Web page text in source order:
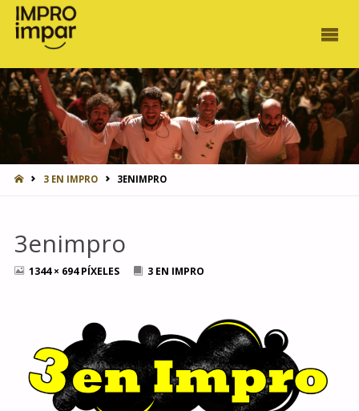
INICIO3 EN IMPRO 3ENIMPRO
3enimpro
TAMAÑO
1344 × 694PÍXELES 3 EN IMPRO